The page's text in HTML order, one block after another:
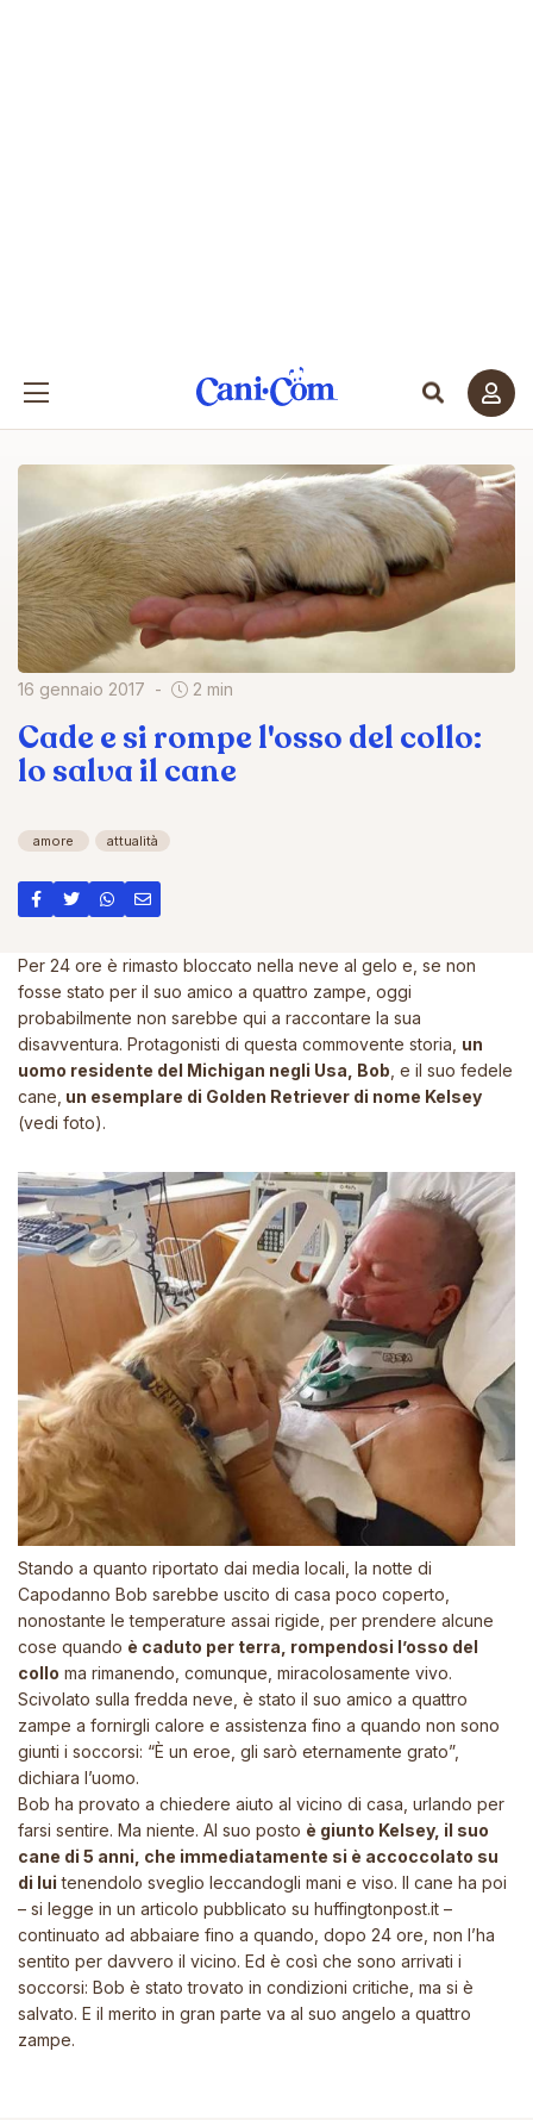
16 gennaio 2017 2 min
Cade e si rompe l'osso del collo:
lo salva il cane
amore attualità
Per 24 ore è rimasto bloccato nella neve al gelo e, se non
fosse stato per il suo amico a quattro zampe, oggi
probabilmente non sarebbe qui a raccontare la sua
disavventura. Protagonisti di questa commovente storia, un
uomo residente del Michigan negli Usa, Bob , e il suo fedele
cane, un esemplare di Golden Retriever di nome Kelsey
(vedi foto).
Stando a quanto riportato dai media locali, la notte di
Capodanno Bob sarebbe uscito di casa poco coperto,
nonostante le temperature assai rigide, per prendere alcune
cose quando è caduto per terra, rompendosi l’osso del
collo ma rimanendo, comunque, miracolosamente vivo.
Scivolato sulla fredda neve, è stato il suo amico a quattro
zampe a fornirgli calore e assistenza fino a quando non sono
giunti i soccorsi: “È un eroe, gli sarò eternamente grato”,
dichiara l’uomo.
Bob ha provato a chiedere aiuto al vicino di casa, urlando per
farsi sentire. Ma niente. Al suo posto è giunto Kelsey, il suo
cane di 5 anni, che immediatamente si è accoccolato su
di lui tenendolo sveglio leccandogli mani e viso. Il cane ha poi
– si legge in un articolo pubblicato su huffingtonpost.it –
continuato ad abbaiare fino a quando, dopo 24 ore, non l’ha
sentito per davvero il vicino. Ed è così che sono arrivati i
soccorsi: Bob è stato trovato in condizioni critiche, ma si è
salvato. E il merito in gran parte va al suo angelo a quattro
zampe.